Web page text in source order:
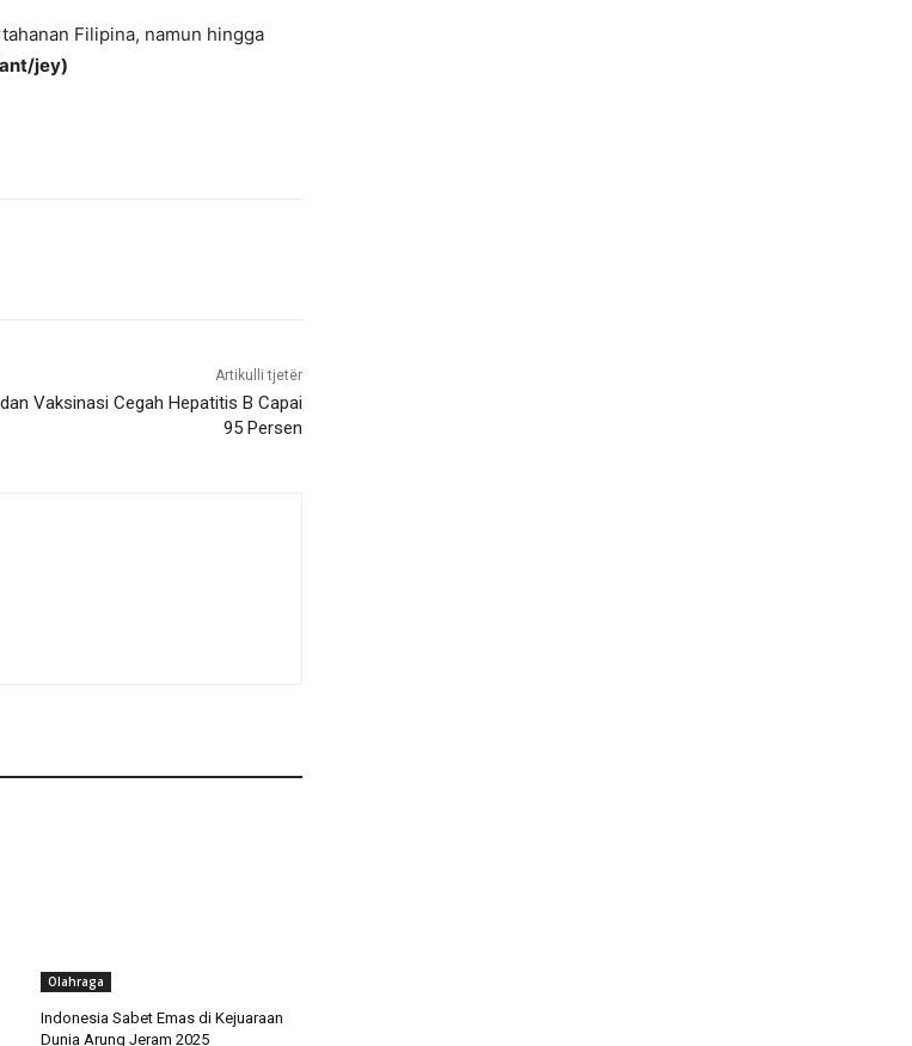
Filipina, namun hingga
jey)
Artikulli tjetër
Vaksinasi Cegah Hepatitis B Capai
95 Persen
Olahraga
Indonesia Sabet Emas di Kejuaraan
Dunia Arung Jeram 2025